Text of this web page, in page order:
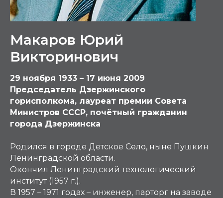
Макаров Юрий
Викторинович
29 ноября 1933 – 17 июня 2009
Председатель Дзержинского
горисполкома, лауреат премии Совета
Министров СССР, почётный гражданин
города Дзержинска
Родился в городе Детское Село, ныне Пушкин
Ленинградской области.
Окончил Ленинградский технологический
институт (1957 г.).
В 1957 – 1971 годах – инженер, парторг на заводе